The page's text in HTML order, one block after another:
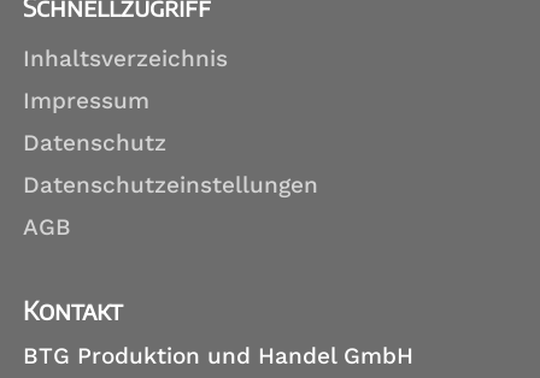
Schnellzugriff
Inhaltsverzeichnis
Impressum
Datenschutz
Datenschutzeinstellungen
AGB
Kontakt
BTG Produktion und Handel GmbH